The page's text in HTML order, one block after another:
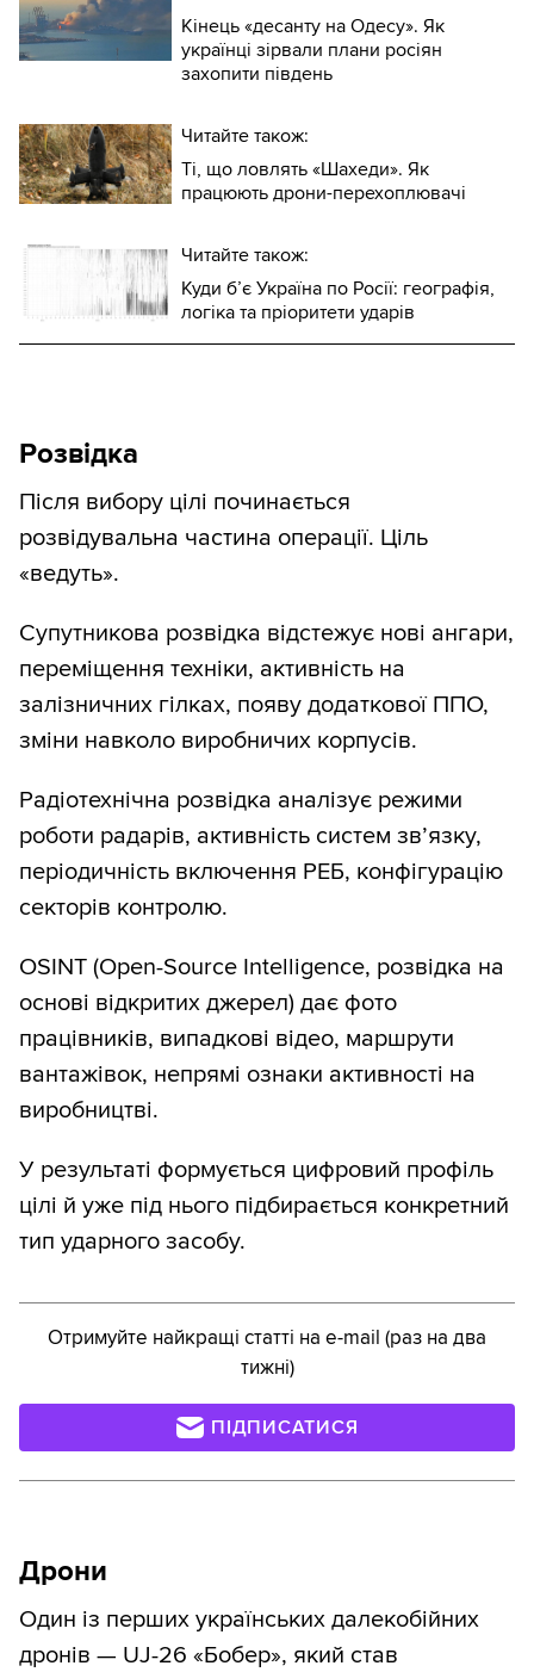
Кінець «десанту на Одесу». Як
українці зірвали плани росіян
захопити південь
Читайте також:
Ті, що ловлять «Шахеди». Як
працюють дрони-перехоплювачі
Читайте також:
Куди б’є Україна по Росії: географія,
логіка та пріоритети ударів
Розвідка
Після вибору цілі починається
розвідувальна частина операції. Ціль
«ведуть».
Супутникова розвідка відстежує нові ангари,
переміщення техніки, активність на
залізничних гілках, появу додаткової ППО,
зміни навколо виробничих корпусів.
Радіотехнічна розвідка аналізує режими
роботи радарів, активність систем зв’язку,
періодичність включення РЕБ, конфігурацію
секторів контролю.
OSINT (Open-Source Intelligence, розвідка на
основі відкритих джерел) дає фото
працівників, випадкові відео, маршрути
вантажівок, непрямі ознаки активності на
виробництві.
У результаті формується цифровий профіль
цілі й уже під нього підбирається конкретний
тип ударного засобу.
Отримуйте найкращі статті на e-mail (раз на два
тижні)
ПІДПИСАТИСЯ
Дрони
Один із перших українських далекобійних
дронів — UJ-26 «Бобер», який став